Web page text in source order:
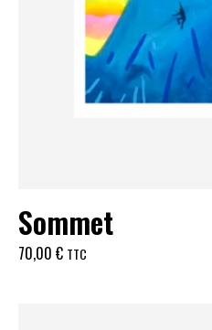
Sommet
70,00 € TTC